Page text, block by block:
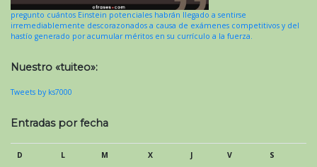
pregunto cuántos Einstein potenciales habrán llegado a sentirse
irremediablemente descorazonados a causa de exámenes competitivos y del
hastío generado por acumular méritos en su currículo a la fuerza.
Nuestro «tuiteo»:
Tweets by ks7000
Entradas por fecha
D L M X J V
S